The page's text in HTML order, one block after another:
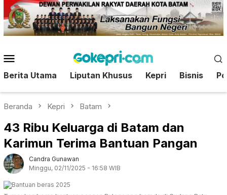
Loncat
ke
konten
Mobile
Berita Utama Liputan Khusus Kepri Bisnis
Beranda Kepri Batam
43 Ribu Keluarga di Batam dan
Karimun Terima Bantuan Pangan
Candra Gunawan
Minggu, 02/11/2025 - 16:58 WIB